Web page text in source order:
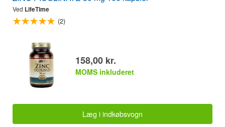
Ved LifeTime
(2)
158,00 kr.
MOMS inkluderet
Læg i indkøbsvogn